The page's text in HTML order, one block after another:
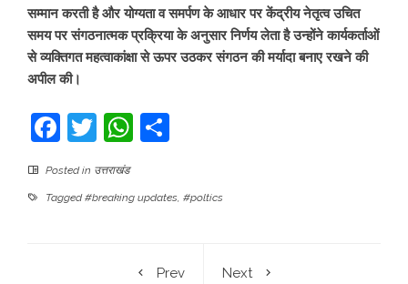
सम्मान करती है और योग्यता व समर्पण के आधार पर केंद्रीय नेतृत्व उचित
समय पर संगठनात्मक प्रक्रिया के अनुसार निर्णय लेता है उन्होंने कार्यकर्ताओं
से व्यक्तिगत महत्वाकांक्षा से ऊपर उठकर संगठन की मर्यादा बनाए रखने की
अपील की।
Facebook
TwitterWhatsApp
Posted in उत्तराखंड
Tagged#breaking updates, #poltics
Prev
Next